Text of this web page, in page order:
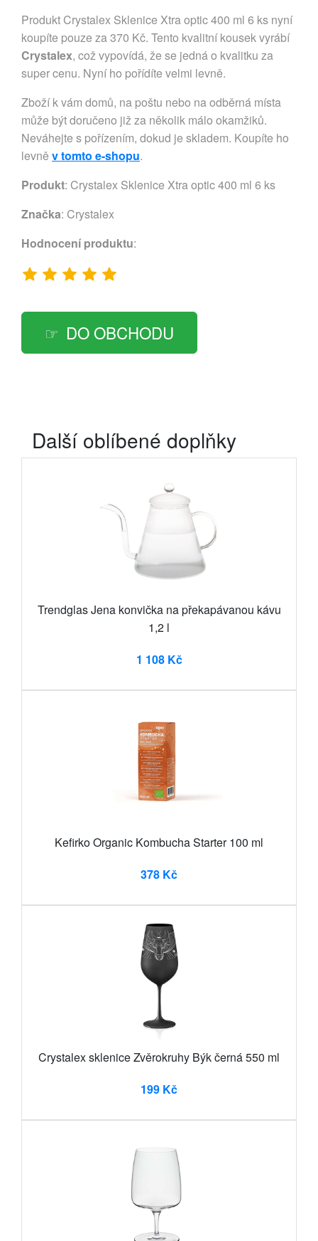
Produkt Crystalex Sklenice Xtra optic 400 ml 6 ks nyní
koupíte pouze za 370 Kč. Tento kvalitní kousek vyrábí
Crystalex, což vypovídá, že se jedná o kvalitku za
super cenu. Nyní ho pořídíte velmi levně.
Zboží k vám domů, na poštu nebo na odběrná místa
může být doručeno již za několik málo okamžiků.
Neváhejte s pořízením, dokud je skladem. Koupíte ho
levně v tomto e-shopu.
Produkt: Crystalex Sklenice Xtra optic 400 ml 6 ks
Značka: Crystalex
Hodnocení produktu:
DO OBCHODU
Další oblíbené doplňky
Trendglas Jena konvička na překapávanou kávu
1,2 l
1 108 Kč
Kefirko Organic Kombucha Starter 100 ml
378 Kč
Crystalex sklenice Zvěrokruhy Býk černá 550 ml
199 Kč